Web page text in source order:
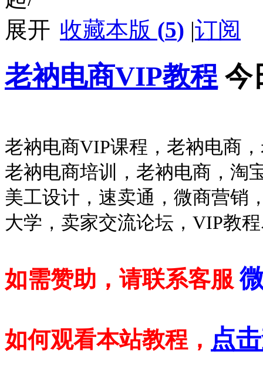
收藏本版 (5) |订阅
老衲电商VIP教程 今
老衲电商VIP课程，老衲电商
老衲电商培训，老衲电商，淘
美工设计，速卖通，微商营销
大学，卖家交流论坛，VIP教
如需赞助，请联系客服
如何观看本站教程， 点